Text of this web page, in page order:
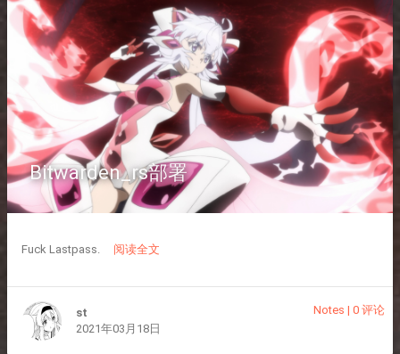
Bitwarden_rs部署
Fuck Lastpass. 阅读全文
st
2021年03月18日
Notes |0 评论